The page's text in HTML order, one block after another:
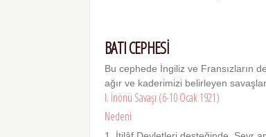
BATI CEPHESİ
Bu cephede İngiliz ve Fransızların
ağır ve kaderimizi belirleyen
I. İnönü Savaşı (6-10 Ocak 1921)
Nedeni